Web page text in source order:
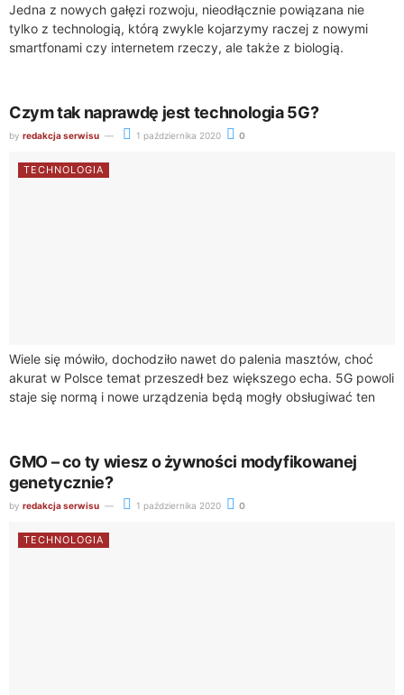
Jedna z nowych gałęzi rozwoju, nieodłącznie powiązana nie
tylko z technologią, którą zwykle kojarzymy raczej z nowymi
smartfonami czy internetem rzeczy, ale także z biologią.
Czym tak naprawdę jest technologia 5G?
by redakcja serwisu 1 października 2020 0
TECHNOLOGIA
Wiele się mówiło, dochodziło nawet do palenia masztów, choć
akurat w Polsce temat przeszedł bez większego echa. 5G powoli
staje się normą i nowe urządzenia będą mogły obsługiwać ten
GMO – co ty wiesz o żywności modyfikowanej
genetycznie?
by redakcja serwisu 1 października 2020 0
TECHNOLOGIA